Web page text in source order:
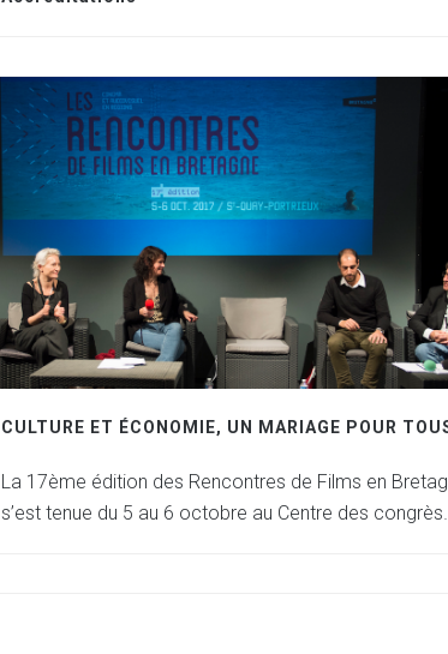
CULTURE ET ÉCONOMIE, UN MARIAGE POUR
La 17ème édition des Rencontres de Films en
s’est tenue du 5 au 6 octobre au Centre des